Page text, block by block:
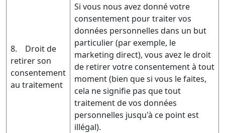
8. Droit de
retirer son
consentement
au traitement
Si vous nous avez donné votre
consentement pour traiter vos
données personnelles dans un but
particulier (par exemple, le
marketing direct), vous avez le droit
de retirer votre consentement à tout
moment (bien que si vous le faites,
cela ne signifie pas que tout
traitement de vos données
personnelles jusqu'à ce point est
illégal).